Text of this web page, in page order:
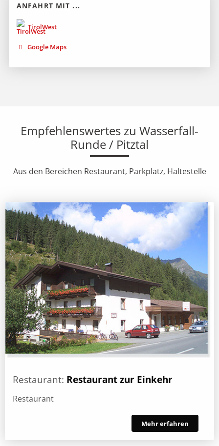
ANFAHRT MIT ...
TirolWest
Google Maps
Empfehlenswertes zu Wasserfall-
Runde / Pitztal
Aus den Bereichen Restaurant, Parkplatz, Haltestelle
Restaurant: Restaurant zur Einkehr
Restaurant
Mehr erfahren